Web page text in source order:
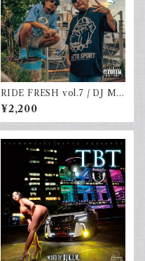
RIDE FRESH vol.7 / DJ MR
SHU-G & DJ☆GO
¥2,200